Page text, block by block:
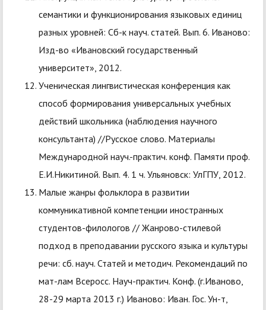
семантики и функционирования языковых единиц
разных уровней: Сб-к науч. статей. Вып. 6. Иваново:
Изд-во «Ивановский государственный
университет», 2012.
Ученическая лингвистическая конференция как
способ формирования универсальных учебных
действий школьника (наблюдения научного
консультанта) //Русское слово. Материалы
Международной науч.-практич. конф. Памяти проф.
Е.И.Никитиной. Вып. 4. 1 ч. Ульяновск: УлГПУ, 2012.
Малые жанры фольклора в развитии
коммуникативной компетенции иностранных
студентов-филологов // Жанрово-стилевой
подход в преподавании русского языка и культуры
речи: сб. науч. Статей и методич. Рекомендаций по
мат-лам Всеросс. Науч-практич. Конф. (г.Иваново,
28-29 марта 2013 г.) Иваново: Иван. Гос. Ун-т,